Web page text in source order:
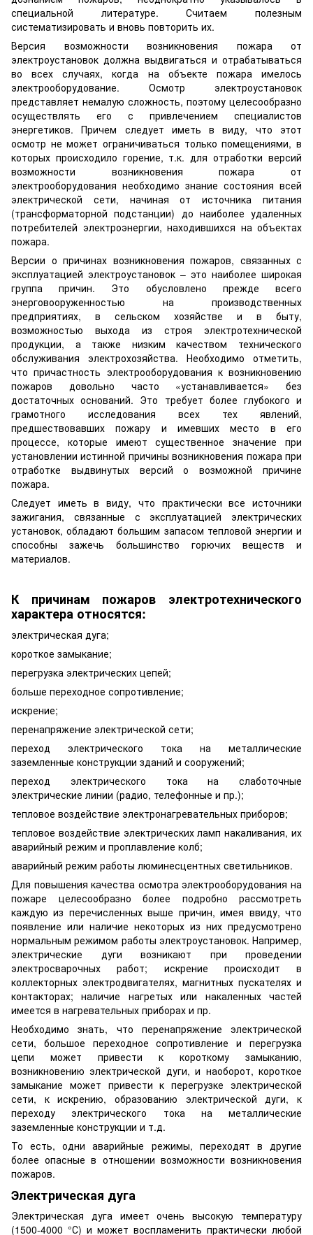
специальной литературе. Считаем полезным
систематизировать и вновь повторить их.
Версия возможности возникновения пожара от
электроустановок должна выдвигаться и отрабатываться
во всех случаях, когда на объекте пожара имелось
электрооборудование. Осмотр электроустановок
представляет немалую сложность, поэтому целесообразно
осуществлять его с привлечением специалистов
энергетиков. Причем следует иметь в виду, что этот
осмотр не может ограничиваться только помещениями, в
которых происходило горение, т.к. для отработки версий
возможности возникновения пожара от
электрооборудования необходимо знание состояния всей
электрической сети, начиная от источника питания
(трансформаторной подстанции) до наиболее удаленных
потребителей электроэнергии, находившихся на объектах
пожара.
Версии о причинах возникновения пожаров, связанных с
эксплуатацией электроустановок – это наиболее широкая
группа причин. Это обусловлено прежде всего
энерговооруженностью на производственных
предприятиях, в сельском хозяйстве и в быту,
возможностью выхода из строя электротехнической
продукции, а также низким качеством технического
обслуживания электрохозяйства. Необходимо отметить,
что причастность электрооборудования к возникновению
пожаров довольно часто «устанавливается» без
достаточных оснований. Это требует более глубокого и
грамотного исследования всех тех явлений,
предшествовавших пожару и имевших место в его
процессе, которые имеют существенное значение при
установлении истинной причины возникновения пожара при
отработке выдвинутых версий о возможной причине
пожара.
Следует иметь в виду, что практически все источники
зажигания, связанные с эксплуатацией электрических
установок, обладают большим запасом тепловой энергии и
способны зажечь большинство горючих веществ и
материалов.
К причинам пожаров электротехнического
характера относятся:
электрическая дуга;
короткое замыкание;
перегрузка электрических цепей;
больше переходное сопротивление;
искрение;
перенапряжение электрической сети;
переход электрического тока на металлические
заземленные конструкции зданий и сооружений;
переход электрического тока на слаботочные
электрические линии (радио, телефонные и пр.);
тепловое воздействие электронагревательных приборов;
тепловое воздействие электрических ламп накаливания, их
аварийный режим и проплавление колб;
аварийный режим работы люминесцентных светильников.
Для повышения качества осмотра электрооборудования на
пожаре целесообразно более подробно рассмотреть
каждую из перечисленных выше причин, имея ввиду, что
появление или наличие некоторых из них предусмотрено
нормальным режимом работы электроустановок. Например,
электрические дуги возникают при проведении
электросварочных работ; искрение происходит в
коллекторных электродвигателях, магнитных пускателях и
контакторах; наличие нагретых или накаленных частей
имеется в нагревательных приборах и пр.
Необходимо знать, что перенапряжение электрической
сети, большое переходное сопротивление и перегрузка
цепи может привести к короткому замыканию,
возникновению электрической дуги, и наоборот, короткое
замыкание может привести к перегрузке электрической
сети, к искрению, образованию электрической дуги, к
переходу электрического тока на металлические
заземленные конструкции и т.д.
То есть, одни аварийные режимы, переходят в другие
более опасные в отношении возможности возникновения
пожаров.
Электрическая дуга
Электрическая дуга имеет очень высокую температуру
(1500-4000 °С) и может воспламенить практически любой